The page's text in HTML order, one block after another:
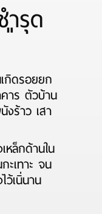
รุด
กิดรอยยก
าร ตัวบ้าน
ร้าว เสา
หล็กด้านใน
ะเทาะ จน
ว้เนิ่นาน